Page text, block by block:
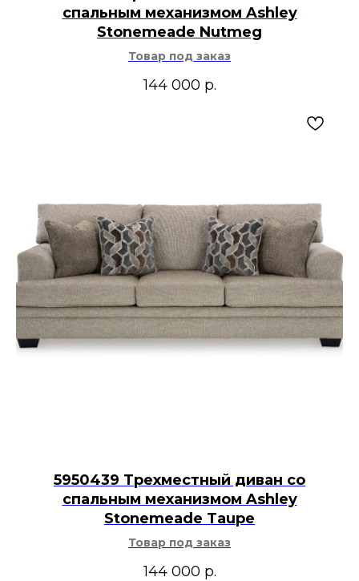
спальным механизмом Ashley
Stonemeade Nutmeg
Товар под заказ
144 000 р.
5950439 Трехместный диван со
спальным механизмом Ashley
Stonemeade Taupe
Товар под заказ
144 000 р.